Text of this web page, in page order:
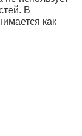
В
как